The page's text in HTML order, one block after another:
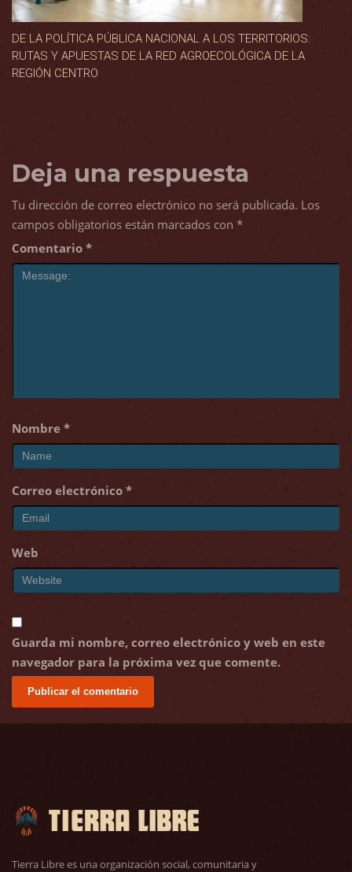
DE LA POLÍTICA PÚBLICA NACIONAL A LOS TERRITORIOS:
RUTAS Y APUESTAS DE LA RED AGROECOLÓGICA DE LA
REGIÓN CENTRO
Deja una respuesta
Tu dirección de correo electrónico no será publicada. Los
campos obligatorios están marcados con *
Comentario *
Nombre *
Correo electrónico *
Web
Guarda mi nombre, correo electrónico y web en este
navegador para la próxima vez que comente.
Tierra Libre es una organización social, comunitaria y